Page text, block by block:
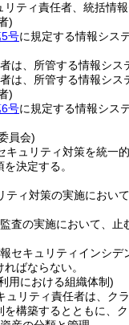
ティ責任者、統括情
)
号に規定する情報シス
は、所管する情報シス
は、所管する情報シス
)
号に規定する情報シス
員会)
キュリティ対策を統一
決定する。
ティ対策の実施におい
査の実施において、止
セキュリティインシデ
ばならない。
用における組織体制)
ュリティ責任者は、ク
を構築するとともに、